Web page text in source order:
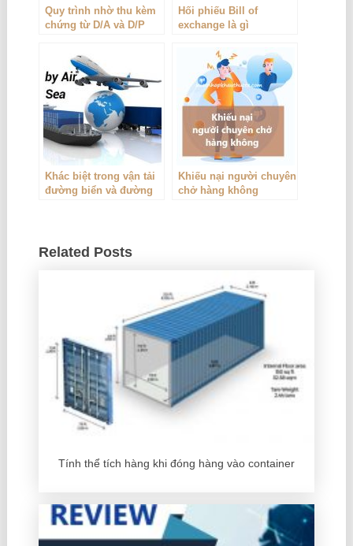
Quy trình nhờ thu kèm
chứng từ D/A và D/P
Hối phiếu Bill of
exchange là gì
Khác biệt trong vận tải
đường biển và đường
Khiếu nại người chuyên
chở hàng không
Related Posts
Tính thể tích hàng khi đóng hàng vào container